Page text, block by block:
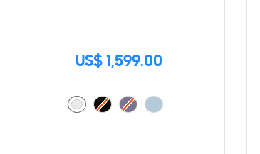
US$ 1,599.00